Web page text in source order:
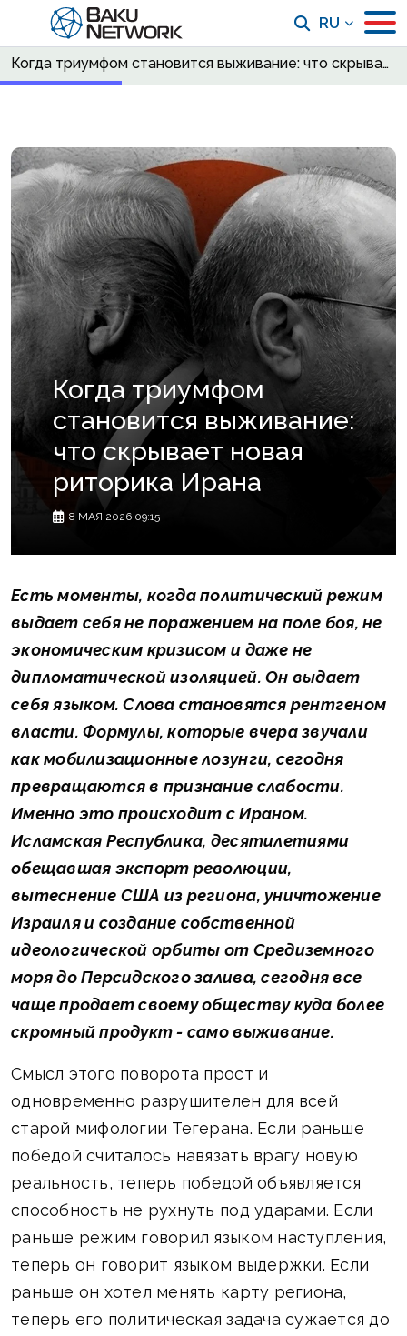
RU
Когда триумфом становится выживание: что скрывает новая риторика Ирана
Когда триумфом
становится выживание:
что скрывает новая
риторика Ирана
8 МАЯ 2026 09:15
Есть моменты, когда политический режим
выдает себя не поражением на поле боя, не
экономическим кризисом и даже не
дипломатической изоляцией. Он выдает
себя языком. Слова становятся рентгеном
власти. Формулы, которые вчера звучали
как мобилизационные лозунги, сегодня
превращаются в признание слабости.
Именно это происходит с Ираном.
Исламская Республика, десятилетиями
обещавшая экспорт революции,
вытеснение США из региона, уничтожение
Израиля и создание собственной
идеологической орбиты от Средиземного
моря до Персидского залива, сегодня все
чаще продает своему обществу куда более
скромный продукт - само выживание.
Смысл этого поворота прост и
одновременно разрушителен для всей
старой мифологии Тегерана. Если раньше
победой считалось навязать врагу новую
реальность, теперь победой объявляется
способность не рухнуть под ударами. Если
раньше режим говорил языком наступления,
теперь он говорит языком выдержки. Если
раньше он хотел менять карту региона,
теперь его политическая задача сужается до